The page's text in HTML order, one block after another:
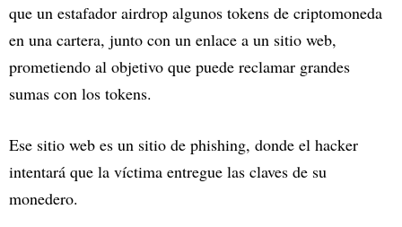
que un estafador airdrop algunos tokens de criptomoneda
en una cartera, junto con un enlace a un sitio web,
prometiendo al objetivo que puede reclamar grandes
sumas con los tokens.
Ese sitio web es un sitio de phishing, donde el hacker
intentará que la víctima entregue las claves de su
monedero.